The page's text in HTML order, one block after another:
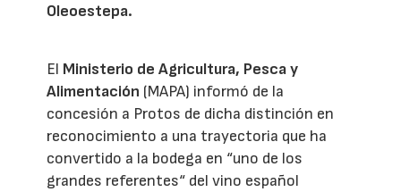
Oleoestepa.
El Ministerio de Agricultura, Pesca y
Alimentación (MAPA) informó de la
concesión a Protos de dicha distinción en
reconocimiento a una trayectoria que ha
convertido a la bodega en “uno de los
grandes referentes“ del vino español